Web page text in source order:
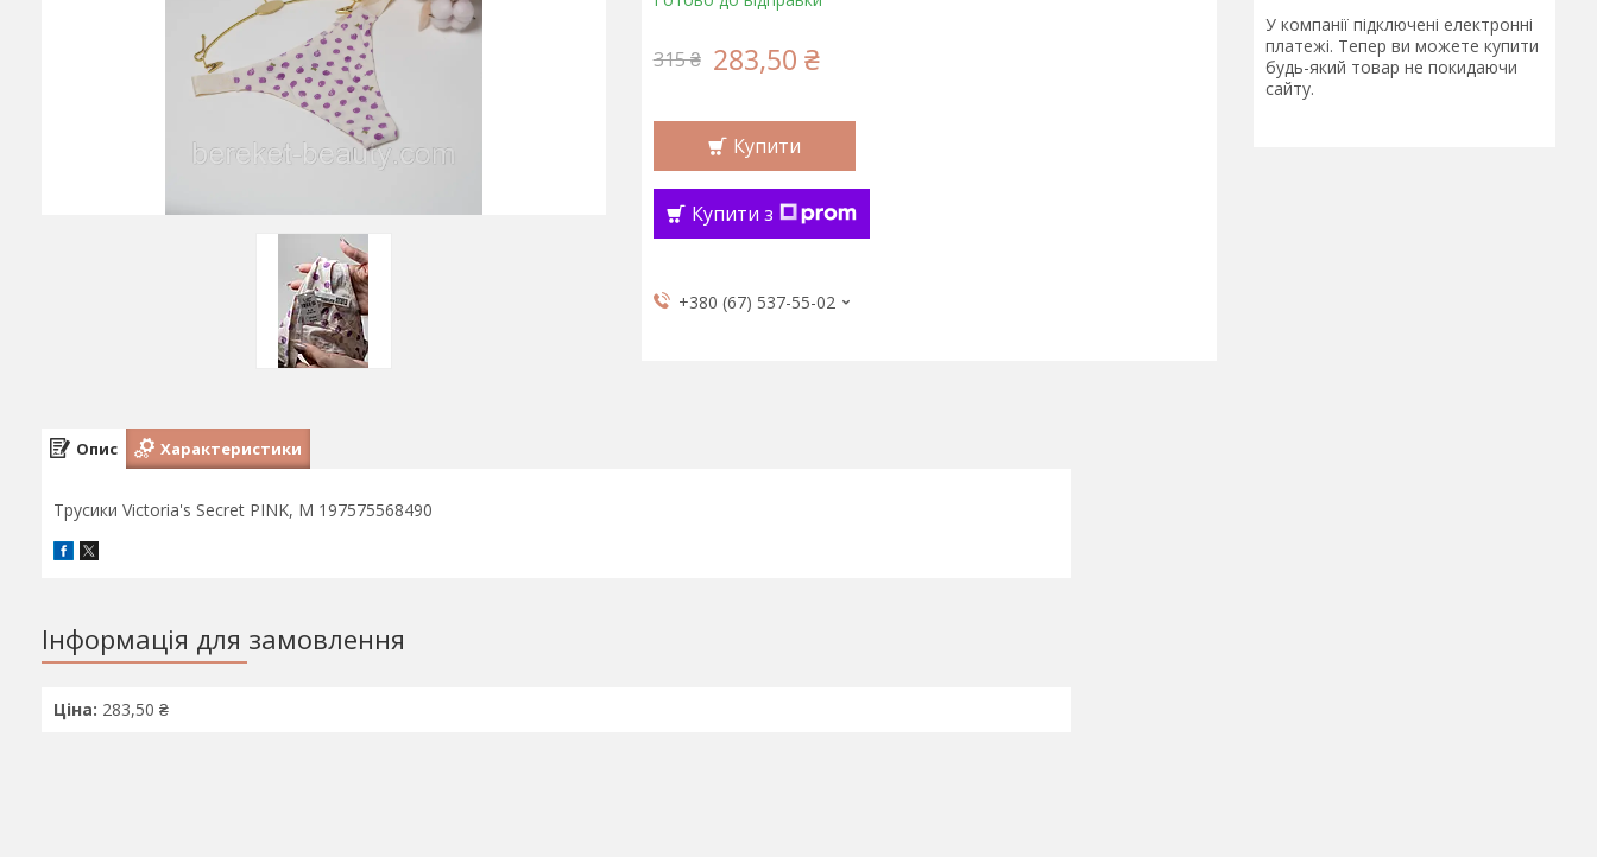
315 ₴ 283,50 ₴
Купити
Купити з
+380 (67) 537-55-02
У компанії підключені електронні
платежі. Тепер ви можете купити
будь-який товар не покидаючи
сайту.
Опис Характеристики
Трусики Victoria's Secret PINK, M 197575568490
Інформація для замовлення
Ціна: 283,50 ₴